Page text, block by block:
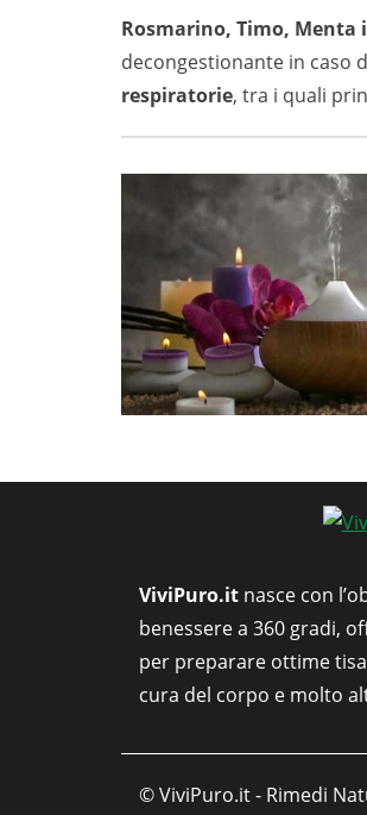
Rosmarino, Timo, Menta
decongestionante in caso
respiratorie, tra i quali
ViviPuro.it nasce con
benessere a 360 gradi,
per preparare ottime
cura del corpo e molto
© ViviPuro.it - Rimedi